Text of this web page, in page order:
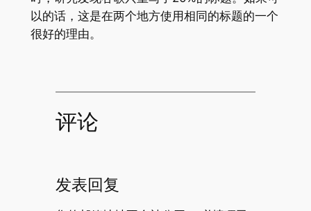
以的话，这是在两个地方使用相同的标题的一个
很好的理由。
评论
发表回复